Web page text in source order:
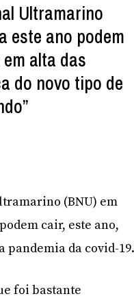
Ultramarino
este ano podem
alta das
do novo tipo de
(BNU) em
cair, este ano,
pandemia da covid-
foi bastante